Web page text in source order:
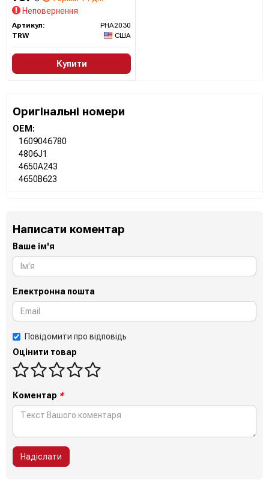
(LUCAS)
Неповернення
Артикул:
PHA2030
TRW
США
Купити
Оригінальні номери
OEM:
1609046780
4806J1
4650A243
4650B623
Написати коментар
Ваше ім'я
Електронна пошта
Повідомити про відповідь
Оцінити товар
Коментар *
Надіслати